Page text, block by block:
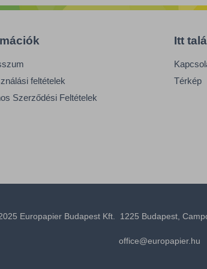
feltételek
Szerződési Feltételek
Itt
Térkép
Europapier Budapest Kft. 1225 Budapest,
office@europapier.hu